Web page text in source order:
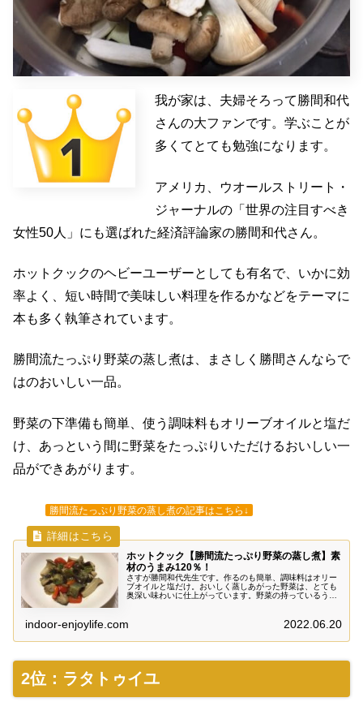
我が家は、夫婦そろって勝間和代
さんの大ファンです。学ぶことが
多くてとても勉強になります。
アメリカ、ウオールストリート・
ジャーナルの「世界の注目すべき
女性50人」にも選ばれた経済評論家の勝間和代さん。
ホットクックのヘビーユーザーとしても有名で、いかに効
率よく、短い時間で美味しい料理を作るかなどをテーマに
本も多く執筆されています。
勝間流たっぷり野菜の蒸し煮は、まさしく勝間さんならで
はのおいしい一品。
野菜の下準備も簡単、使う調味料もオリーブオイルと塩だ
け、あっという間に野菜をたっぷりいただけるおいしい一
品ができあがります。
勝間流たっぷり野菜の蒸し煮の記事はこちら↓
ホットクック【勝間流たっぷり野菜の蒸し煮】素
材のうまみ120％！
さすが勝間和代先生です。作るのも簡単、調味料はオリー
ブオイルと塩だけ。おいしく蒸しあがった野菜は、とても
奥深い味わいに仕上がっています。野菜の持っているうま
indoor-enjoylife.com 2022.06.20
2位：ラタトゥイユ